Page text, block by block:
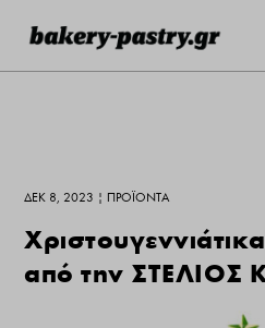
ΔΕΚ 8, 2023 |ΠΡΟΪΌΝΤΑ
από την